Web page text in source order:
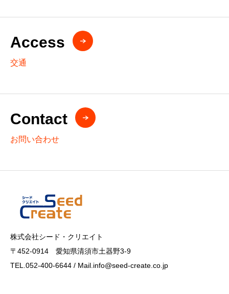
Access
交通
Contact
お問い合わせ
株式会社シード・クリエイト
〒452-0914 愛知県清須市土器野3-9
TEL.052-400-6644 / Mail.info@seed-create.co.jp